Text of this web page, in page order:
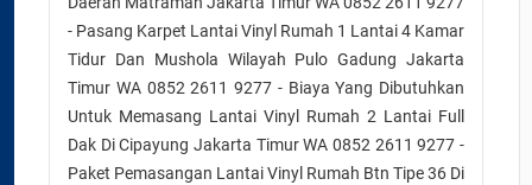
- Pasang Karpet Lantai Vinyl Rumah 1 Lantai 4 Kamar
Tidur Dan Mushola Wilayah Pulo Gadung Jakarta
Timur WA 0852 2611 9277 - Biaya Yang Dibutuhkan
Untuk Memasang Lantai Vinyl Rumah 2 Lantai Full
Dak Di Cipayung Jakarta Timur WA 0852 2611 9277 -
Paket Pemasangan Lantai Vinyl Rumah Btn Tipe 36 Di